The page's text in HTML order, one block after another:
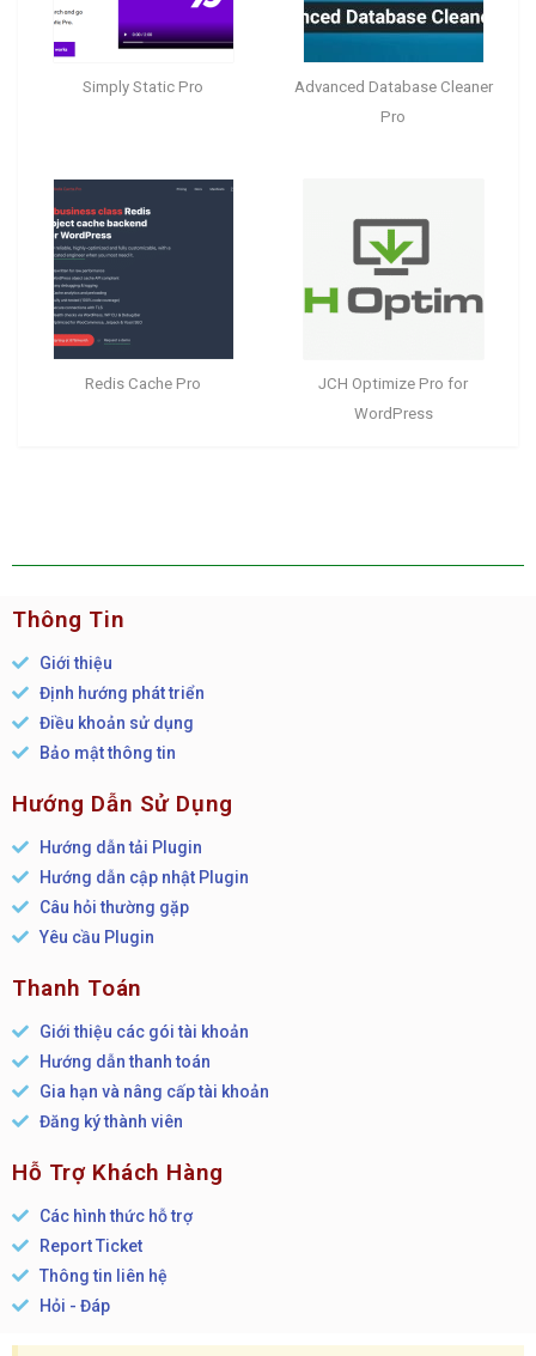
Simply Static Pro
Advanced Database Cleaner
Pro
Redis Cache Pro
JCH Optimize Pro for
WordPress
Thông Tin
Giới thiệu
Định hướng phát triển
Điều khoản sử dụng
Bảo mật thông tin
Hướng Dẫn Sử Dụng
Hướng dẫn tải Plugin
Hướng dẫn cập nhật Plugin
Câu hỏi thường gặp
Yêu cầu Plugin
Thanh Toán
Giới thiệu các gói tài khoản
Hướng dẫn thanh toán
Gia hạn và nâng cấp tài khoản
Đăng ký thành viên
Hỗ Trợ Khách Hàng
Các hình thức hỗ trợ
Report Ticket
Thông tin liên hệ
Hỏi - Đáp